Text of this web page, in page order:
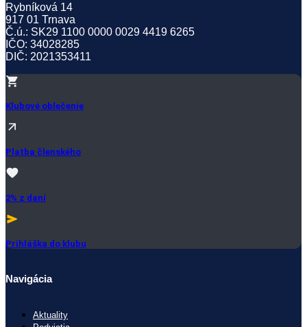
Rybníková 14
917 01 Trnava
Č.ú.: SK29 1100 0000 0029 4419 6265
IČO: 34028285
DIČ: 2021353411
Klubové oblečenie
Platba členského
2% z daní
Prihláška do klubu
Navigácia
Menu
Aktuality